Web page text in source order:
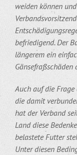
weiden können
befriedigend. Der
längerem ein
Gänsefraßschäden
Auch auf die
die damit
hat der Verband
Land diese
belastete Futter
Unter diesen